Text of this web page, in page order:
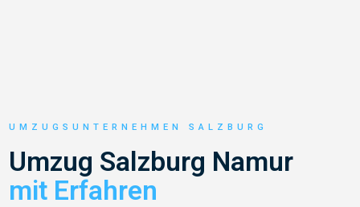
UMZUGSUNTERNEHMEN SALZBURG
Umzug Salzburg Namur
mit Erfahren